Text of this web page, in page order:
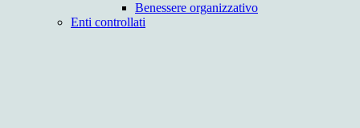
Benessere organizzativo
Enti controllati